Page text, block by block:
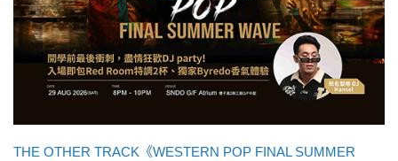
THE OTHER TRACK《WESTERN POP FINAL SUMMER